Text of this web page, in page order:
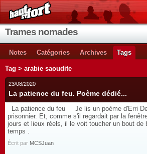
Trames nomades
Notes Catégories Archives Tags
Tag > arabie saoudite
23/08/2020
La patience du feu. Poème dédié...
La patience du feu Je lis un poème d'Erri
prisonnier. Et, comme s'il regardait par la
jours et lieux réels, il le voit toucher un bout de
temps .
Écrit par MCSJuan